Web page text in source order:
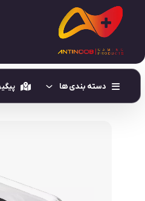
دسته بندی ها
کاور انگشتی گیمینگ
هندزفری و هدست
BigBig Won A1 Halo TWS